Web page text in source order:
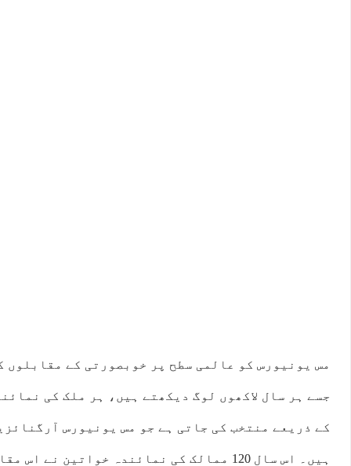
مس یونیورس کو عالمی سطح پر خوبصورتی کے مقابلوں
جسے ہر سال لاکھوں لوگ دیکھتے ہیں، ہر ملک کی
کے ذریعے منتخب کی جاتی ہے جو مس یونیورس
ہیں۔ اس سال 120 ممالک کی نمائندہ خواتین نے اس مقابلے میں حصہ لیا۔